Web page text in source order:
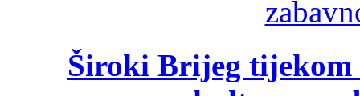
Široki Brijeg tijekom